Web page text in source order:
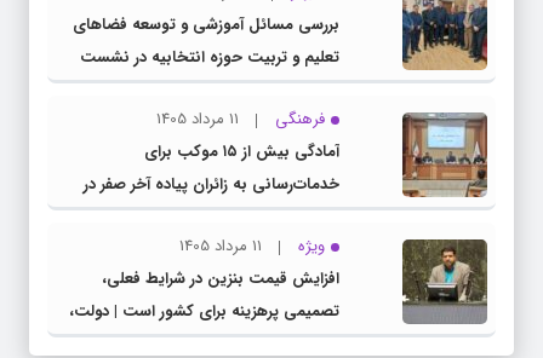
بررسی مسائل آموزشی و توسعه فضاهای
تعلیم و تربیت حوزه انتخابیه در نشست
مشترک عضو کمیسیون آموزش مجلس با
مدیرکل آموزش و پرورش خراسان رضوی
فرهنگی
11 مرداد 1405
آمادگی بیش از ۱۵ موکب برای
خدمات‌رسانی به زائران پیاده آخر صفر در
شهرستان چناران
ویژه
11 مرداد 1405
افزایش قیمت بنزین در شرایط فعلی،
تصمیمی پرهزینه برای کشور است | دولت،
قاچاق سوخت و عوامل اصلی ناترازی را